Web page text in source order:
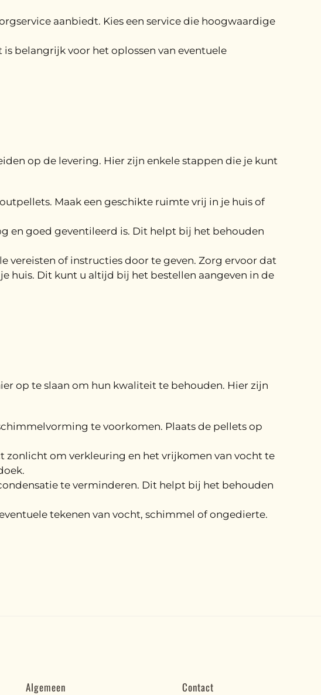
aanbiedt. Kies een service die hoogwaardige
belangrijk voor het oplossen van eventuele
op de levering. Hier zijn enkele stappen die je kunt
Maak een geschikte ruimte vrij in je huis of
en goed geventileerd is. Dit helpt bij het behouden
vereisten of instructies door te geven. Zorg ervoor dat
huis. Dit kunt u altijd bij het bestellen aangeven in de
op te slaan om hun kwaliteit te behouden. Hier zijn
te voorkomen. Plaats de pellets op
om verkleuring en het vrijkomen van vocht te
te verminderen. Dit helpt bij het behouden
tekenen van vocht, schimmel of ongedierte.
Algemeen Contact